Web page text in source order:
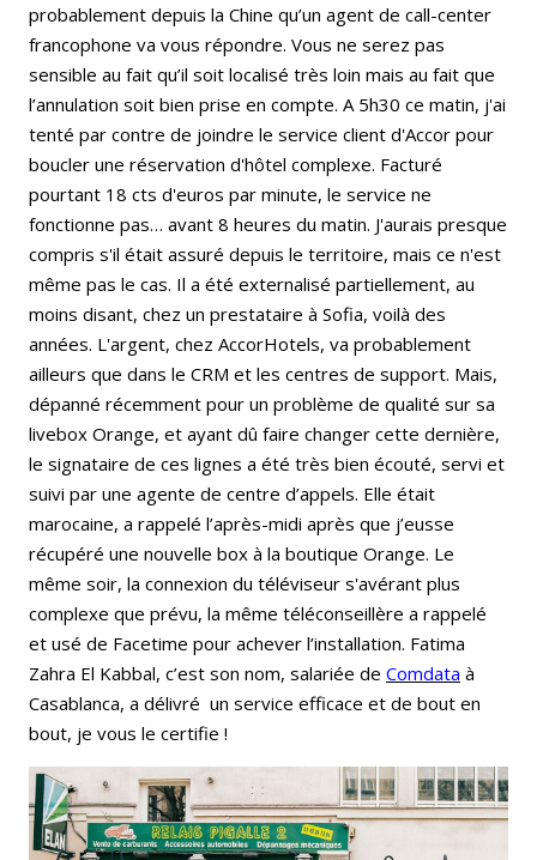
probablement depuis la Chine qu’un agent de call-center
francophone va vous répondre. Vous ne serez pas
sensible au fait qu’il soit localisé très loin mais au fait que
l’annulation soit bien prise en compte. A 5h30 ce matin, j'ai
tenté par contre de joindre le service client d'Accor pour
boucler une réservation d'hôtel complexe. Facturé
pourtant 18 cts d'euros par minute, le service ne
fonctionne pas… avant 8 heures du matin. J'aurais presque
compris s'il était assuré depuis le territoire, mais ce n'est
même pas le cas. Il a été externalisé partiellement, au
moins disant, chez un prestataire à Sofia, voilà des
années. L'argent, chez AccorHotels, va probablement
ailleurs que dans le CRM et les centres de support. Mais,
dépanné récemment pour un problème de qualité sur sa
livebox Orange, et ayant dû faire changer cette dernière,
le signataire de ces lignes a été très bien écouté, servi et
suivi par une agente de centre d’appels. Elle était
marocaine, a rappelé l’après-midi après que j’eusse
récupéré une nouvelle box à la boutique Orange. Le
même soir, la connexion du téléviseur s'avérant plus
complexe que prévu, la même téléconseillère a rappelé
et usé de Facetime pour achever l’installation. Fatima
Zahra El Kabbal, c’est son nom, salariée de Comdata à
Casablanca, a délivré un service efficace et de bout en
bout, je vous le certifie !